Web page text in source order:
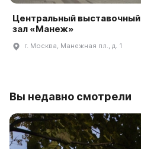
Центральный выставочный
зал «Манеж»
г. Москва, Манежная пл., д. 1
Вы недавно смотрели